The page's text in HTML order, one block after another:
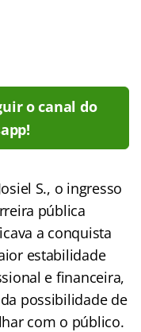
o canal do
S., o ingresso
pública
a conquista
estabilidade
e financeira,
possibilidade de
com o público.